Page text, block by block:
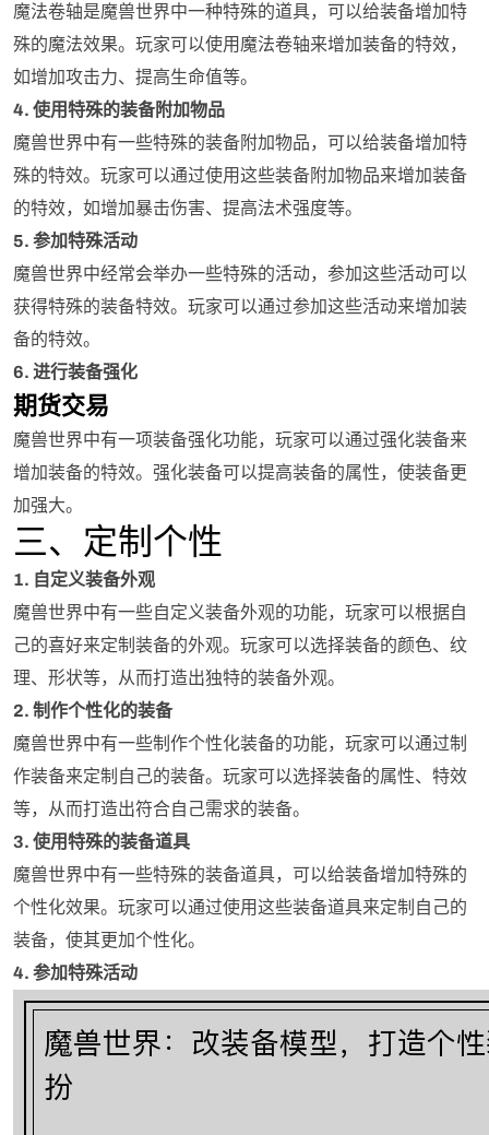
魔法卷轴是魔兽世界中一种特殊的道具，可以给装备增加特
殊的魔法效果。玩家可以使用魔法卷轴来增加装备的特效，
如增加攻击力、提高生命值等。
4. 使用特殊的装备附加物品
魔兽世界中有一些特殊的装备附加物品，可以给装备增加特
殊的特效。玩家可以通过使用这些装备附加物品来增加装备
的特效，如增加暴击伤害、提高法术强度等。
5. 参加特殊活动
魔兽世界中经常会举办一些特殊的活动，参加这些活动可以
获得特殊的装备特效。玩家可以通过参加这些活动来增加装
备的特效。
6. 进行装备强化
期货交易
魔兽世界中有一项装备强化功能，玩家可以通过强化装备来
增加装备的特效。强化装备可以提高装备的属性，使装备更
加强大。
三、定制个性
1. 自定义装备外观
魔兽世界中有一些自定义装备外观的功能，玩家可以根据自
己的喜好来定制装备的外观。玩家可以选择装备的颜色、纹
理、形状等，从而打造出独特的装备外观。
2. 制作个性化的装备
魔兽世界中有一些制作个性化装备的功能，玩家可以通过制
作装备来定制自己的装备。玩家可以选择装备的属性、特效
等，从而打造出符合自己需求的装备。
3. 使用特殊的装备道具
魔兽世界中有一些特殊的装备道具，可以给装备增加特殊的
个性化效果。玩家可以通过使用这些装备道具来定制自己的
装备，使其更加个性化。
4. 参加特殊活动